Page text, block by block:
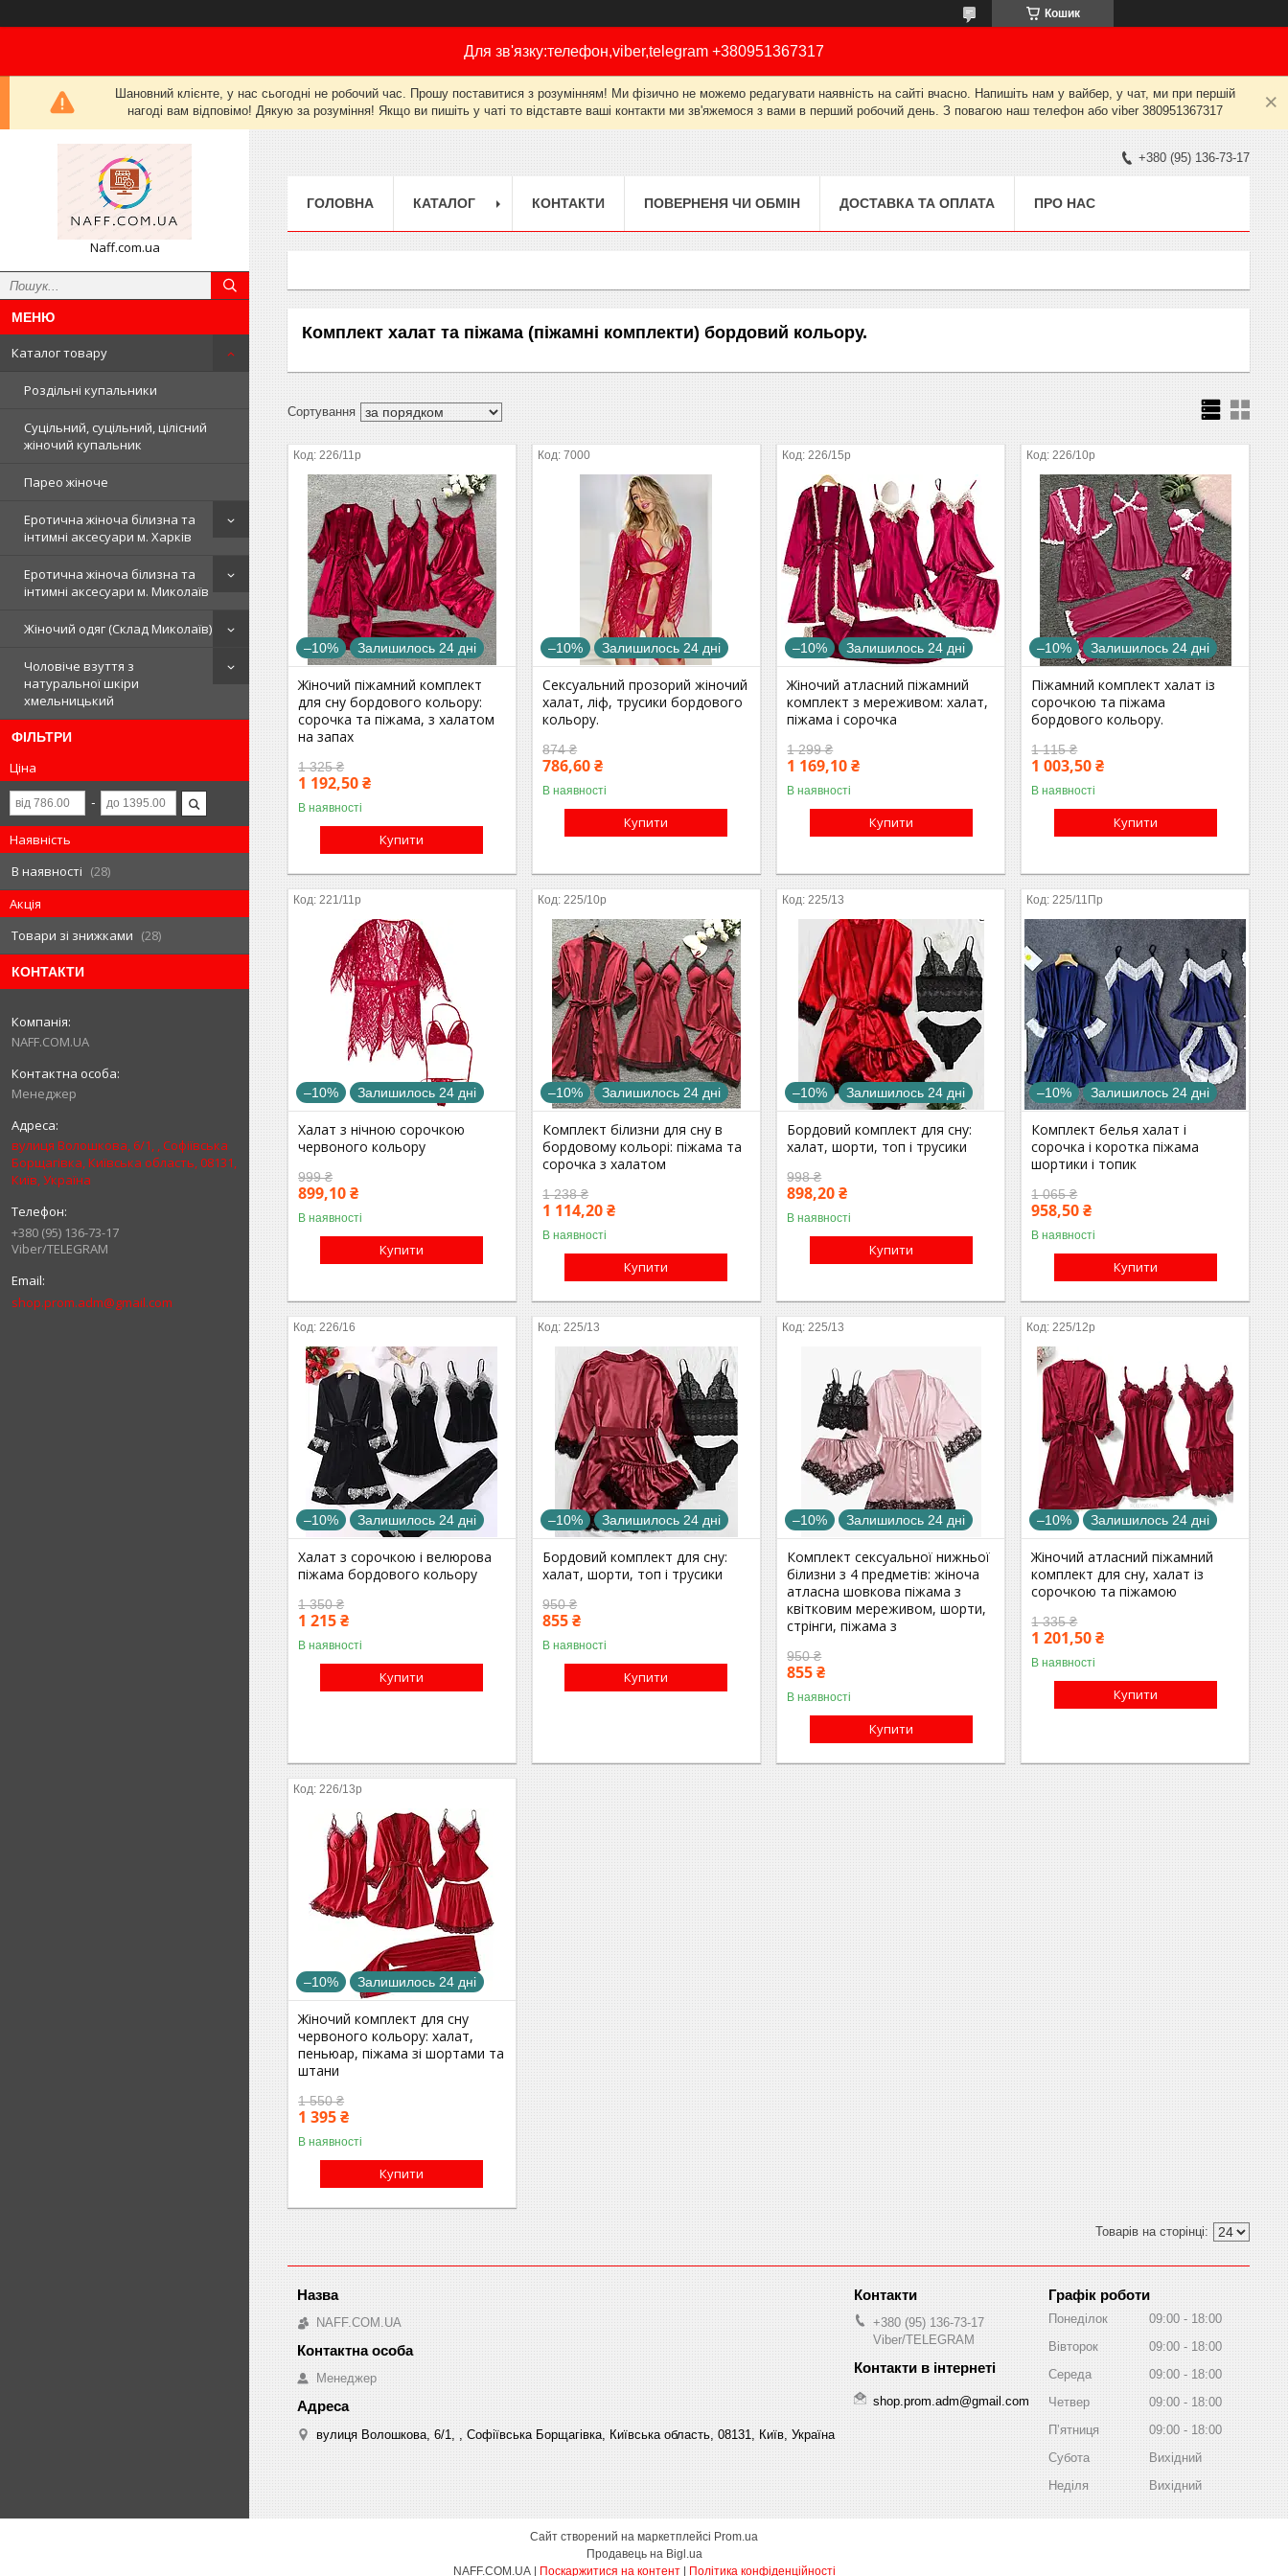
Кошик
Для зв'язку:телефон,viber,telegram +380951367317
Шановний клієнте, у нас сьогодні не робочий час. Прошу поставитися з розумінням! Ми фізично не можемо редагувати наявність на сайті вчасно. Напишіть нам у вайбер, у чат, ми при першій
нагоді вам відповімо! Дякую за розуміння! Якщо ви пишіть у чаті то відставте ваші контакти ми зв'яжемося з вами в перший робочий день. З повагою наш телефон або viber 380951367317
Naff.com.ua
Каталог товару
Роздільні купальники
Суцільний, суцільний, цілісний
жіночий купальник
Парео жіноче
Еротична жіноча білизна та
інтимні аксесуари м. Харків
Еротична жіноча білизна та
інтимні аксесуари м. Миколаїв
Жіночий одяг (Склад Миколаїв)
Чоловіче взуття з
натуральної шкіри
хмельницький
ФІЛЬТРИ
Ціна
Наявність
В наявності
28
Акція
Товари зі знижками
28
КОНТАКТИ
NAFF.COM.UA
Менеджер
вулиця Волошкова, 6/1, , Софіївська
Борщагівка, Київська область, 08131,
Київ, Україна
+380 (95) 136-73-17
Viber/TELEGRAM
shop.prom.adm@gmail.com
+380 (95) 136-73-17
ГОЛОВНА КАТАЛОГ КОНТАКТИ ПОВЕРНЕНЯ ЧИ ОБМІН ДОСТАВКА ТА ОПЛАТА ПРО НАС
Комплект халат та піжама (піжамні комплекти) бордовий кольору.
226/11р
–10% Залишилось 24 дні
Жіночий піжамний комплект
для сну бордового кольору:
сорочка та піжама, з халатом
на запах
1 325 ₴
1 192,50 ₴
В наявності
Купити
7000
–10% Залишилось 24 дні
Сексуальний прозорий жіночий
халат, ліф, трусики бордового
кольору.
874 ₴
786,60 ₴
В наявності
Купити
226/15р
–10% Залишилось 24 дні
Жіночий атласний піжамний
комплект з мереживом: халат,
піжама і сорочка
1 299 ₴
1 169,10 ₴
В наявності
Купити
226/10р
–10% Залишилось 24 дні
Піжамний комплект халат із
сорочкою та піжама
бордового кольору.
1 115 ₴
1 003,50 ₴
В наявності
Купити
221/11р
–10% Залишилось 24 дні
Халат з нічною сорочкою
червоного кольору
999 ₴
899,10 ₴
В наявності
Купити
225/10р
–10% Залишилось 24 дні
Комплект білизни для сну в
бордовому кольорі: піжама та
сорочка з халатом
1 238 ₴
1 114,20 ₴
В наявності
Купити
225/13
–10% Залишилось 24 дні
Бордовий комплект для сну:
халат, шорти, топ і трусики
998 ₴
898,20 ₴
В наявності
Купити
225/11Пр
–10% Залишилось 24 дні
Комплект белья халат і
сорочка і коротка піжама
шортики і топик
1 065 ₴
958,50 ₴
В наявності
Купити
226/16
–10% Залишилось 24 дні
Халат з сорочкою і велюрова
піжама бордового кольору
1 350 ₴
1 215 ₴
В наявності
Купити
225/13
–10% Залишилось 24 дні
Бордовий комплект для сну:
халат, шорти, топ і трусики
950 ₴
855 ₴
В наявності
Купити
225/13
–10% Залишилось 24 дні
Комплект сексуальної нижньої
білизни з 4 предметів: жіноча
атласна шовкова піжама з
квітковим мереживом, шорти,
стрінги, піжама з
950 ₴
855 ₴
В наявності
Купити
225/12р
–10% Залишилось 24 дні
Жіночий атласний піжамний
комплект для сну, халат із
сорочкою та піжамою
1 335 ₴
1 201,50 ₴
В наявності
Купити
226/13р
–10% Залишилось 24 дні
Жіночий комплект для сну
червоного кольору: халат,
пеньюар, піжама зі шортами та
штани
1 550 ₴
1 395 ₴
В наявності
Купити
NAFF.COM.UA
Менеджер
вулиця Волошкова, 6/1, , Софіївська Борщагівка, Київська область, 08131, Київ, Україна
+380 (95) 136-73-17
Viber/TELEGRAM
shop.prom.adm@gmail.com
Графік роботи
Понеділок 09:00
18:00
Вівторок
09:00
18:00
Середа
09:00
18:00
Четвер
09:00
18:00
Пʼятниця
09:00
18:00
Субота
Вихідний
Неділя
Вихідний
Сайт створений на маркетплейсі Prom.ua
Продавець на Bigl.ua
Поскаржитися на контент Політика конфіденційності